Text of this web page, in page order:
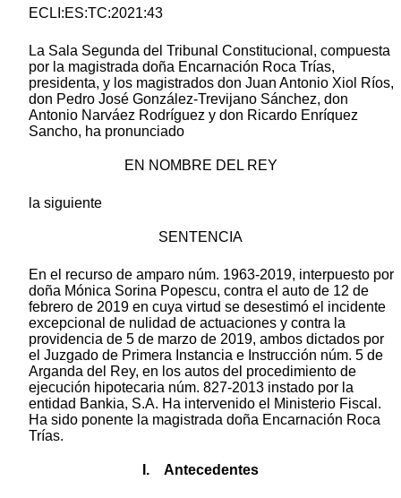
ECLI:ES:TC:2021:43
La Sala Segunda del Tribunal Constitucional, compuesta
por la magistrada doña Encarnación Roca Trías,
presidenta, y los magistrados don Juan Antonio Xiol Ríos,
don Pedro José González-Trevijano Sánchez, don
Antonio Narváez Rodríguez y don Ricardo Enríquez
Sancho, ha pronunciado
EN NOMBRE DEL REY
la siguiente
SENTENCIA
En el recurso de amparo núm. 1963-2019, interpuesto por
doña Mónica Sorina Popescu, contra el auto de 12 de
febrero de 2019 en cuya virtud se desestimó el incidente
excepcional de nulidad de actuaciones y contra la
providencia de 5 de marzo de 2019, ambos dictados por
el Juzgado de Primera Instancia e Instrucción núm. 5 de
Arganda del Rey, en los autos del procedimiento de
ejecución hipotecaria núm. 827-2013 instado por la
entidad Bankia, S.A. Ha intervenido el Ministerio Fiscal.
Ha sido ponente la magistrada doña Encarnación Roca
Trías.
I. Antecedentes